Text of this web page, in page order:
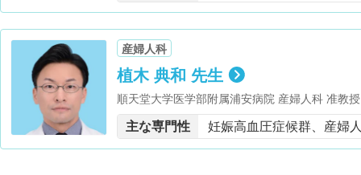
産婦人科
植木 典和 先生
順天堂大学医学部附属浦安病院 産婦人科 准教授
主な専門性 妊娠高血圧症候群、産婦